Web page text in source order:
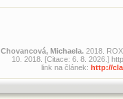
Chovancová, Michaela. 2018.
10. 2018. [Citace: 6. 8. 2026.]
link na článek: http://